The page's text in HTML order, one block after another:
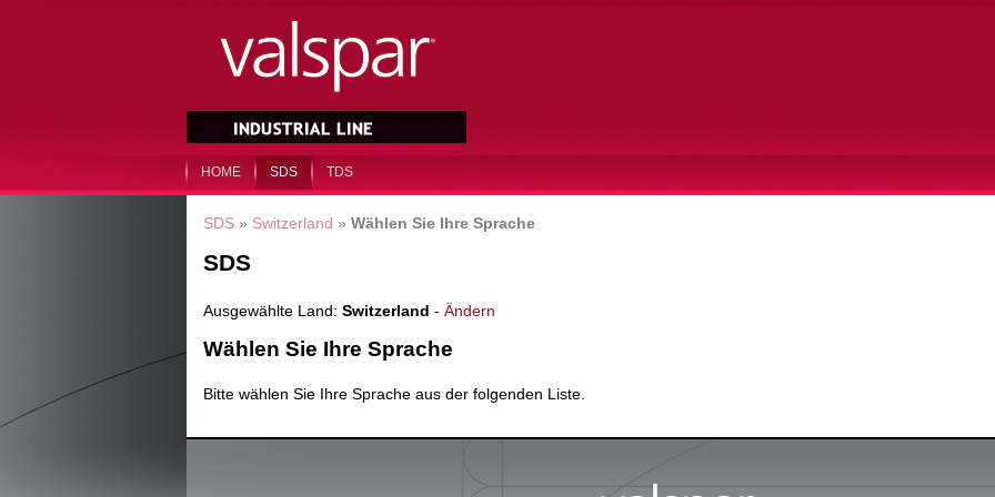
HOME SDS TDS
SDS » Switzerland » Wählen Sie Ihre Sprache
SDS
Ausgewählte Land: Switzerland - Ändern
Wählen Sie Ihre Sprache
Bitte wählen Sie Ihre Sprache aus der folgenden Liste.